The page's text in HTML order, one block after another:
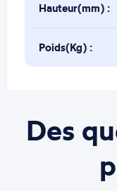
Hauteur(mm) :
Poids(Kg) :
Des